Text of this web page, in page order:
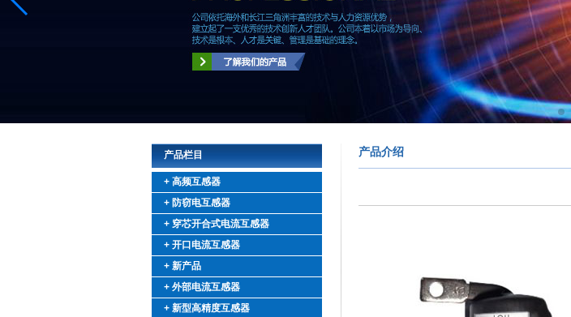
产品栏目
+ 高频互感器
+ 防窃电互感器
+ 穿芯开合式电流互感器
+ 开口电流互感器
+ 新产品
+ 外部电流互感器
+ 新型高精度互感器
产品介绍